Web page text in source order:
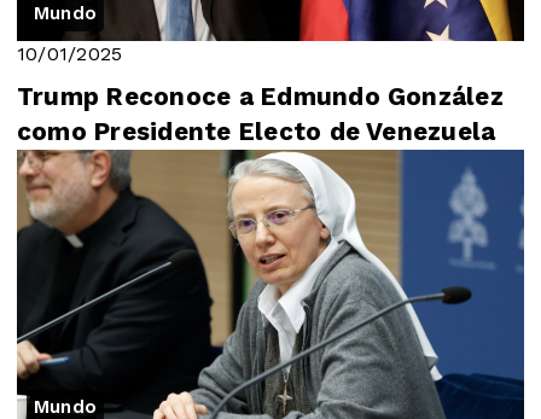
Mundo
10/01/2025
Trump Reconoce a Edmundo González
como Presidente Electo de Venezuela
Mundo